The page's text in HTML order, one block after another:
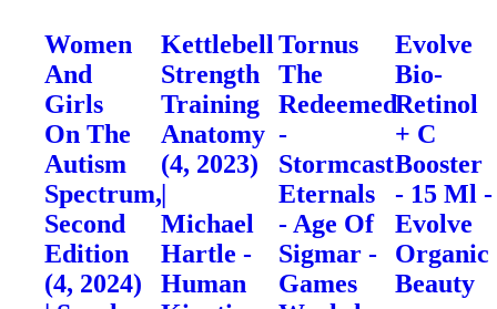
Women
And
Girls
On The
Autism
Spectrum,
Second
Edition
(4, 2024)
Kettlebell
Strength
Training
Anatomy
(4, 2023)
Michael
Hartle -
Human
Tornus
The
Redeemed
-
Stormcast
Eternals
- Age Of
Sigmar -
Games
Evolve
Bio-
Retinol
+ C
Booster
- 15 Ml -
Evolve
Organic
Beauty